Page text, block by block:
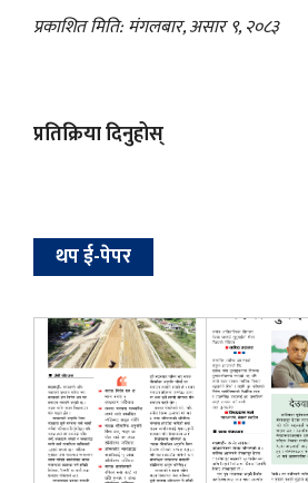
प्रकाशित मिति: मंगलबार, असार ९, २०८३
प्रतिक्रिया दिनुहोस्
थप ई-पेपर